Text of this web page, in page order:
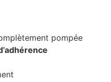
pompée